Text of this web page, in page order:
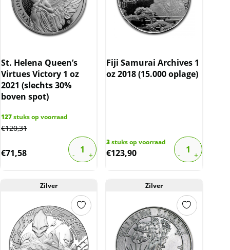
St. Helena Queen’s
Virtues Victory 1 oz
2021 (slechts 30%
boven spot)
127stuks op voorraad
€120,31
€71,58
Fiji Samurai Archives 1
oz 2018 (15.000 oplage)
3stuks op voorraad
€123,90
Zilver Zilver